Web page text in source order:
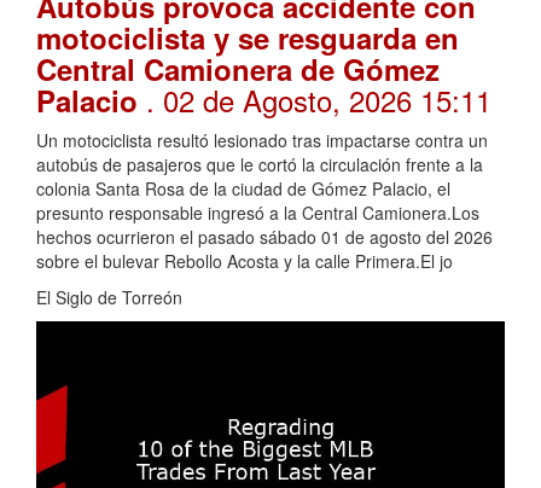
motociclista y se resguarda en
Central Camionera de Gómez
Palacio . 02 de Agosto, 2026 15:11
Un motociclista resultó lesionado tras impactarse contra un
autobús de pasajeros que le cortó la circulación frente a la
colonia Santa Rosa de la ciudad de Gómez Palacio, el
presunto responsable ingresó a la Central Camionera.Los
hechos ocurrieron el pasado sábado 01 de agosto del 2026
sobre el bulevar Rebollo Acosta y la calle Primera.El jo
El Siglo de Torreón